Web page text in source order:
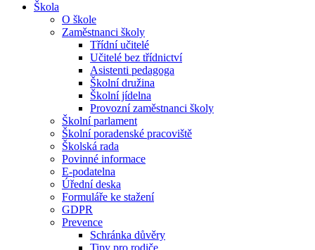
Škola
O škole
Zaměstnanci školy
Třídní učitelé
Učitelé bez třídnictví
Asistenti pedagoga
Školní družina
Školní jídelna
Provozní zaměstnanci školy
Školní parlament
Školní poradenské pracoviště
Školská rada
Povinné informace
E-podatelna
Úřední deska
Formuláře ke stažení
GDPR
Prevence
Schránka důvěry
Tipy pro rodiče